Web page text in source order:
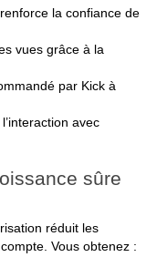
la confiance de
vues grâce à la
par Kick à
avec
sûre
réduit les
Vous obtenez :